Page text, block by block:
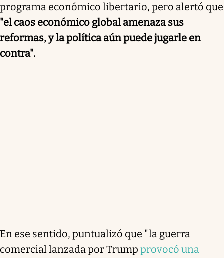
programa económico libertario, pero alertó que
"el caos económico global amenaza sus
reformas, y la política aún puede jugarle en
contra".
En ese sentido, puntualizó que "la guerra
comercial lanzada por Trump provocó una